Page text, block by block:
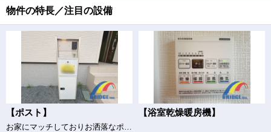
物件の特長／注目の設備
【ポスト】
お家にマッチしておりお洒落なポスト
【浴室乾燥暖房機】